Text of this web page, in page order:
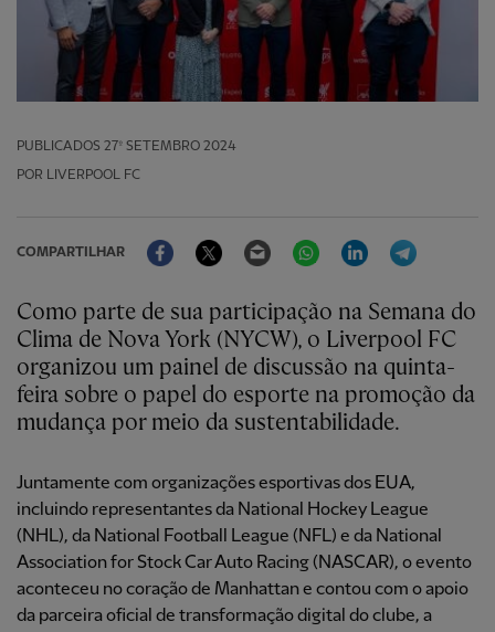
PUBLICADOS 27º SETEMBRO 2024
POR LIVERPOOL FC
COMPARTILHAR
FacebookTwitter Email WhatsAppLinkedIn
Como parte de sua participação na Semana do
Clima de Nova York (NYCW), o Liverpool FC
organizou um painel de discussão na quinta-
feira sobre o papel do esporte na promoção da
mudança por meio da sustentabilidade.
Juntamente com organizações esportivas dos EUA,
incluindo representantes da National Hockey League
(NHL), da National Football League (NFL) e da National
Association for Stock Car Auto Racing (NASCAR), o evento
aconteceu no coração de Manhattan e contou com o apoio
da parceira oficial de transformação digital do clube, a